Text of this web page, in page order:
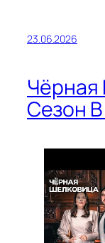
23.06.2026
Сезон